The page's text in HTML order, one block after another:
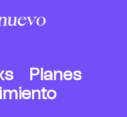
Planes